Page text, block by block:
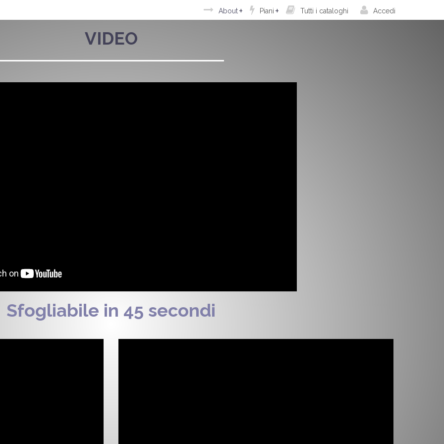
About Piani Tutti i cataloghi Accedi
VIDEO
Sfogliabile in 45 secondi